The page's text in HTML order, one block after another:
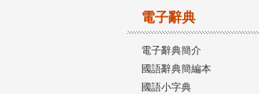
電子辭典
電子辭典簡介
國語辭典簡編本
國語小字典